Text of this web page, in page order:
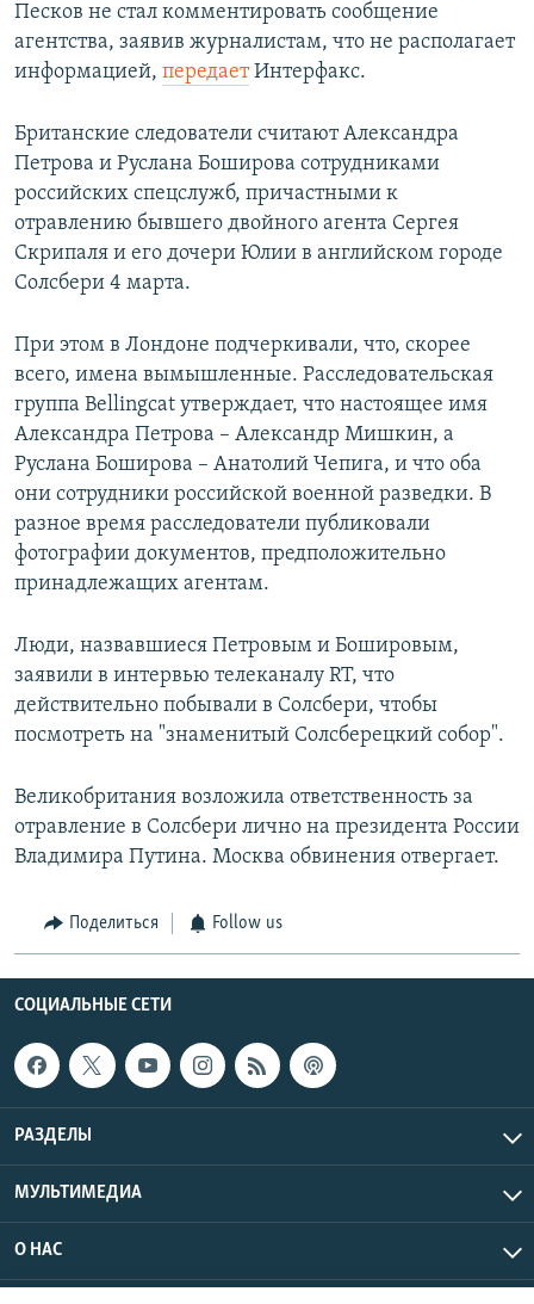
Песков не стал комментировать сообщение
агентства, заявив журналистам, что не располагает
информацией, передаетИнтерфакс.
​Британские следователи считают Александра
Петрова и Руслана Боширова сотрудниками
российских спецслужб, причастными к
отравлению бывшего двойного агента Сергея
Скрипаля и его дочери Юлии в английском городе
Солсбери 4 марта.
При этом в Лондоне подчеркивали, что, скорее
всего, имена вымышленные. Расследовательская
группа Bellingcat утверждает, что настоящее имя
Александра Петрова – Александр Мишкин, а
Руслана Боширова – Анатолий Чепига, и что оба
они сотрудники российской военной разведки.​ В
разное время расследователи публиковали
фотографии документов, предположительно
принадлежащих агентам.
Люди, назвавшиеся Петровым и Бошировым,
заявили в интервью телеканалу RT, что
действительно побывали в Солсбери, чтобы
посмотреть на "знаменитый Солсберецкий собор".
Великобритания возложила ответственность за
отравление в Солсбери лично на президента России
Владимира Путина. Москва обвинения отвергает.
Поделиться Follow us
СОЦИАЛЬНЫЕ СЕТИ
РАЗДЕЛЫ
МУЛЬТИМЕДИА
О НАС